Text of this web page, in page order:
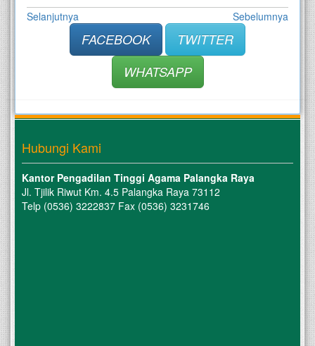
Selanjutnya
Sebelumnya
FACEBOOK
TWITTER
WHATSAPP
Hubungi Kami
Kantor Pengadilan Tinggi Agama Palangka Raya
Jl. Tjilik Riwut Km. 4.5 Palangka Raya 73112
Telp (0536) 3222837 Fax (0536) 3231746